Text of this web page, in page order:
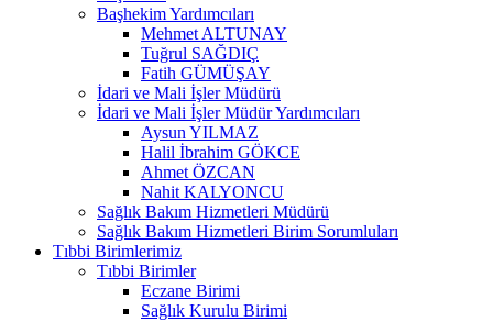
Başhekim Yardımcıları
Mehmet ALTUNAY
Tuğrul SAĞDIÇ
Fatih GÜMÜŞAY
İdari ve Mali İşler Müdürü
İdari ve Mali İşler Müdür Yardımcıları
Aysun YILMAZ
Halil İbrahim GÖKCE
Ahmet ÖZCAN
Nahit KALYONCU
Sağlık Bakım Hizmetleri Müdürü
Sağlık Bakım Hizmetleri Birim Sorumluları
Tıbbi Birimlerimiz
Tıbbi Birimler
Eczane Birimi
Sağlık Kurulu Birimi